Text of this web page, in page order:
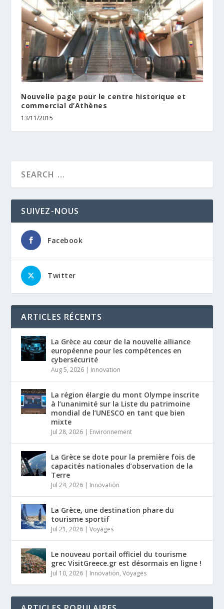
Nouvelle page pour le centre historique et
commercial d’Athènes
13/11/2015
SUIVEZ-NOUS
Facebook
Twitter
ARTICLES RÉCENTS
La Grèce au cœur de la nouvelle alliance
européenne pour les compétences en
cybersécurité
Aug 5, 2026 | Innovation
La région élargie du mont Olympe inscrite
à l’unanimité sur la Liste du patrimoine
mondial de l’UNESCO en tant que bien
mixte
Jul 28, 2026 | Environnement
La Grèce se dote pour la première fois de
capacités nationales d’observation de la
Terre
Jul 24, 2026 | Innovation
La Grèce, une destination phare du
tourisme sportif
Jul 21, 2026 |Voyages
Le nouveau portail officiel du tourisme
grec VisitGreece.gr est désormais en ligne !
Jul 10, 2026 | Innovation,Voyages